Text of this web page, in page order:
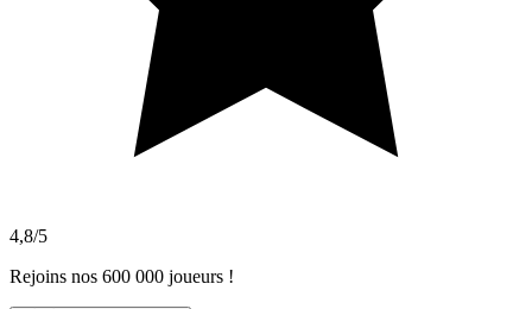
4,8/5
Rejoins nos 600 000 joueurs !